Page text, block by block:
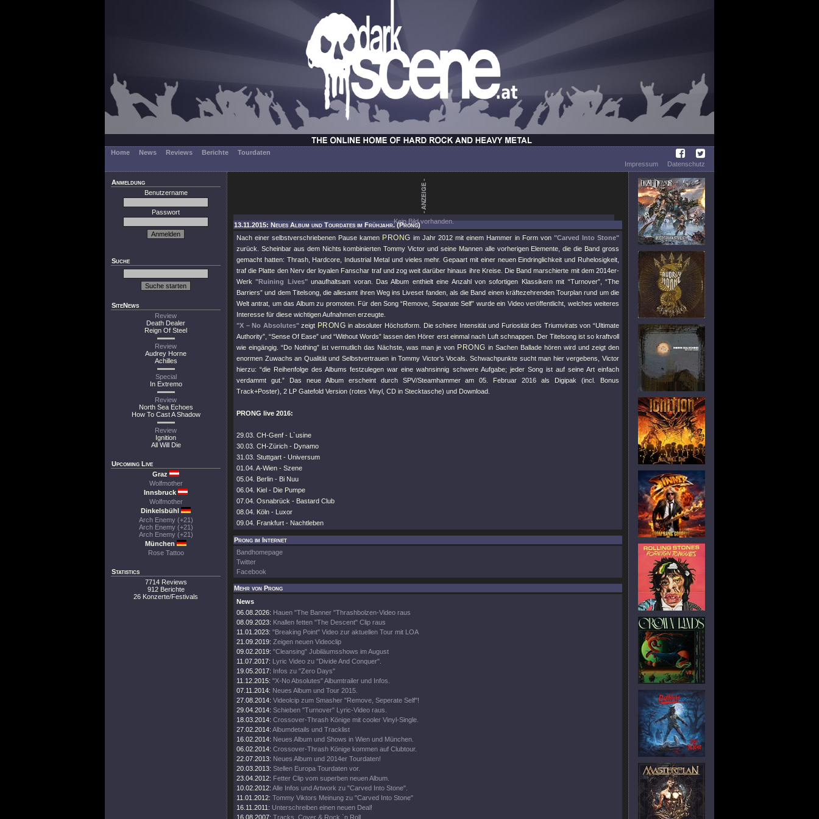
Home News Reviews Berichte
Tourdaten
Impressum
Datenschutz
Anmeldung
Benutzername
Passwort
Suche
SiteNews
Review
Death Dealer
Reign Of Steel
Review
Audrey Horne
Achilles
Special
In Extremo
Review
North Sea Echoes
How To Cast A Shadow
Review
Ignition
All Will Die
Upcoming Live
Graz
Wolfmother
Innsbruck
Wolfmother
Dinkelsbühl
Arch Enemy (+21)
Arch Enemy (+21)
Arch Enemy (+21)
München
Rose Tattoo
Statistics
7714 Reviews
912 Berichte
26 Konzerte/Festivals
Kein Bild vorhanden.
13.11.2015: Neues Album und Tourdates im Frühjahr. (Prong)
Nach einer selbstverschriebenen Pause kamen PRONG im Jahr 2012 mit einem Hammer in Form von "Carved Into Stone"
zurück. Scheinbar aus dem Nichts kombinierten Tommy Victor und seine Mannen alle vorherigen Elemente, die die Band gross
gemacht hatten: Thrash, Hardcore, Industrial Metal und vieles mehr. Gepaart mit einer neuen Eindringlichkeit und Ruhelosigkeit,
traf die Platte den Nerv der loyalen Fanschar traf und zog weit darüber hinaus ihre Kreise. Die Band marschierte mit dem 2014er-
Werk"Ruining Lives"unaufhaltsam voran. Das Album enthielt eine Anzahl von sofortigen Klassikern mit “Turnover”, “The
Barriers” und dem Titelsong, die allesamt ihren Weg ins Liveset fanden, als die Band einen kräftezehrenden Tourplan rund um die
Welt antrat, um das Album zu promoten. Für den Song “Remove, Separate Self” wurde ein Video veröffentlicht, welches weiteres
Interesse für diese wichtigen Aufnahmen erzeugte.
"X – No Absolutes"zeigt PRONG in absoluter Höchstform. Die schiere Intensität und Furiosität des Triumvirats von “Ultimate
Authority”, “Sense Of Ease” und “Without Words” lassen den Hörer erst einmal nach Luft schnappen. Der Titelsong ist so kraftvoll
wie eingängig. “Do Nothing” ist vermutlich das Nächste, was man je von PRONG in Sachen Ballade hören wird und zeigt den
enormen Zuwachs an Qualität und Selbstvertrauen in Tommy Victor’s Vocals. Schwachpunkte sucht man hier vergebens, Victor
hierzu: “die Reihenfolge des Albums festzulegen war eine wahnsinnig schwere Aufgabe; jeder Song ist auf seine Art einfach
verdammt gut.” Das neue Album erscheint durch SPV/Steamhammer am 05. Februar 2016 als Digipak (incl. Bonus
Track+Poster), 2 LP Gatefold Version (rotes Vinyl, CD in Stecktasche) und Download.
PRONG live 2016:
29.03. CH-Genf - L`usine
30.03. CH-Zürich - Dynamo
31.03. Stuttgart - Universum
01.04. A-Wien - Szene
05.04. Berlin - Bi Nuu
06.04. Kiel - Die Pumpe
07.04. Osnabrück - Bastard Club
08.04. Köln - Luxor
09.04. Frankfurt - Nachtleben
Prong im Internet
Bandhomepage
Twitter
Facebook
Mehr von Prong
News
06.08.2026: Hauen "The Banner "Thrashbolzen-Video raus
08.09.2023: Knallen fetten "The Descent" Clip raus
11.01.2023: "Breaking Point" Video zur aktuellen Tour mit LOA
21.09.2019: Zeigen neuen Videoclip
09.02.2019: "Cleansing" Jubiläumsshows im August
11.07.2017: Lyric Video zu "Divide And Conquer".
19.05.2017: Infos zu "Zero Days"
11.12.2015: "X-No Absolutes" Albumtrailer und Infos.
07.11.2014: Neues Album und Tour 2015.
27.08.2014: Videolcip zum Smasher "Remove, Seperate Self"!
29.04.2014: Schieben "Turnover" Lyric-Video raus.
18.03.2014: Crossover-Thrash Könige mit cooler Vinyl-Single.
27.02.2014: Albumdetails und Tracklist
16.02.2014: Neues Album und Shows in Wien und München.
06.02.2014: Crossover-Thrash Könige kommen auf Clubtour.
22.07.2013: Neues Album und 2014er Tourdaten!
20.03.2013: Stellen Europa Tourdaten vor.
23.04.2012: Fetter Clip vom superben neuen Album.
10.02.2012: Alle Infos und Artwork zu "Carved Into Stone".
11.01.2012: Tommy Viktors Meinung zu "Carved Into Stone"
16.11.2011: Unterschreiben einen neuen Deal!
16.08.2007: Tracks, Cover & Rock `n Roll